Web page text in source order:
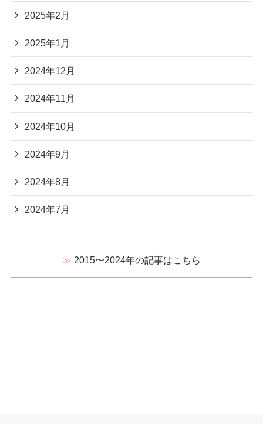
2025年2月
2025年1月
2024年12月
2024年11月
2024年10月
2024年9月
2024年8月
2024年7月
2015〜2024年の記事はこちら